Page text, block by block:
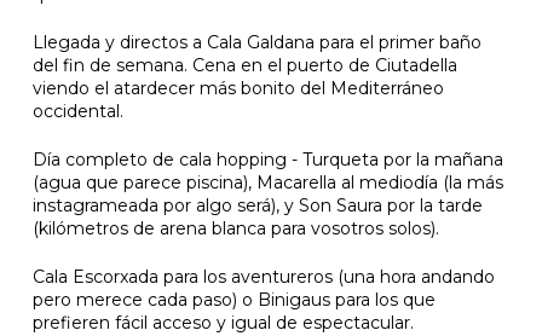
Llegada y directos a Cala Galdana para el primer baño
del fin de semana. Cena en el puerto de Ciutadella
viendo el atardecer más bonito del Mediterráneo
occidental.
Día completo de cala hopping - Turqueta por la mañana
(agua que parece piscina), Macarella al mediodía (la más
instagrameada por algo será), y Son Saura por la tarde
(kilómetros de arena blanca para vosotros solos).
Cala Escorxada para los aventureros (una hora andando
pero merece cada paso) o Binigaus para los que
prefieren fácil acceso y igual de espectacular.